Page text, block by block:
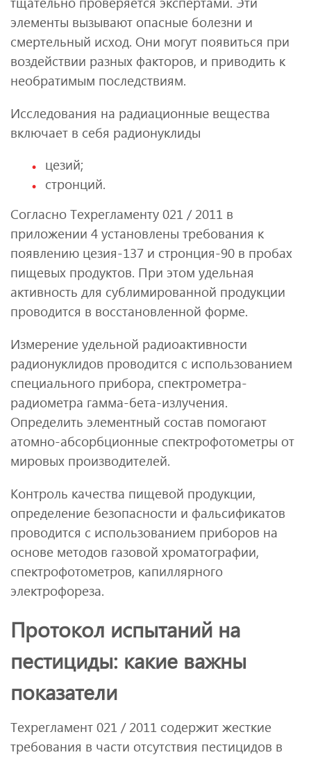
элементы вызывают опасные болезни и
смертельный исход. Они могут появиться при
воздействии разных факторов, и приводить к
необратимым последствиям.
Исследования на радиационные вещества
включает в себя радионуклиды
цезий;
стронций.
Согласно Техрегламенту 021 / 2011 в
приложении 4 установлены требования к
появлению цезия-137 и стронция-90 в пробах
пищевых продуктов. При этом удельная
активность для сублимированной продукции
проводится в восстановленной форме.
Измерение удельной радиоактивности
радионуклидов проводится с использованием
специального прибора, спектрометра-
радиометра гамма-бета-излучения.
Определить элементный состав помогают
атомно-абсорбционные спектрофотометры от
мировых производителей.
Контроль качества пищевой продукции,
определение безопасности и фальсификатов
проводится с использованием приборов на
основе методов газовой хроматографии,
спектрофотометров, капиллярного
электрофореза.
Протокол испытаний на
пестициды: какие важны
показатели
Техрегламент 021 / 2011 содержит жесткие
требования в части отсутствия пестицидов в